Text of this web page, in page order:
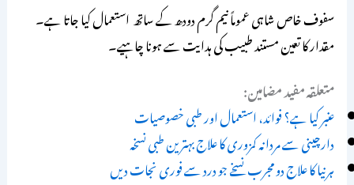
سفوف خاص شاہی عموماً نیم گرم دودھ کے ساتھ استعمال کیا جاتا ہے۔
مقدار کا تعین مستند طبیب کی ہدایت سے ہونا چاہیے۔
متعلقہ مفید مضامین:
عنبر کیا ہے؟ فوائد، استعمال اور طبی خصوصیات
دارچینی سے مردانہ کمزوری کا علاج بہترین طبی نسخہ
ہرنیا کا علاج دو مجرب نسخے جو درد سے فوری نجات دیں